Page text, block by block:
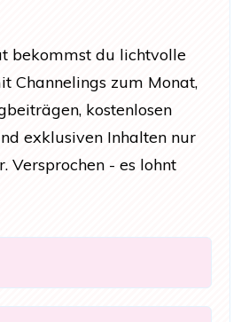
bekommst du lichtvolle
Channelings zum Monat,
kostenlosen
exklusiven Inhalten nur
Versprochen - es lohnt